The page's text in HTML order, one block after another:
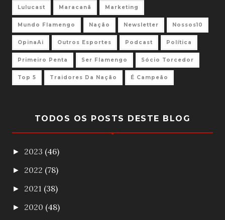
Lulucast Maracanã Marketing
Mundo Flamengo Nação Newsletter Nossos10
OpinaAi Outros Esportes Podcast Política
Primeiro Penta Ser Flamengo Sócio Torcedor
Top 5 Traidores Da Nação É Campeão
TODOS OS POSTS DESTE BLOG
► 2023 (46)
► 2022 (78)
► 2021 (38)
► 2020 (48)